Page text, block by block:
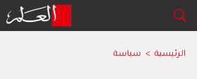
الرئيسية > سياسة